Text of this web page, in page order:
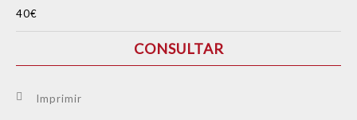
40€
CONSULTAR
Imprimir